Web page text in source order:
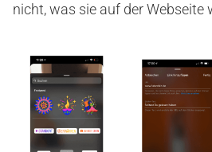
nicht, was sie auf der Webseite